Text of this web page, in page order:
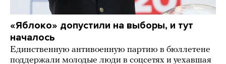
«Яблоко» допустили на выборы, и тут
началось
Единственную антивоенную партию в бюллетене
поддержали молодые люди в соцсетях и уехавшая